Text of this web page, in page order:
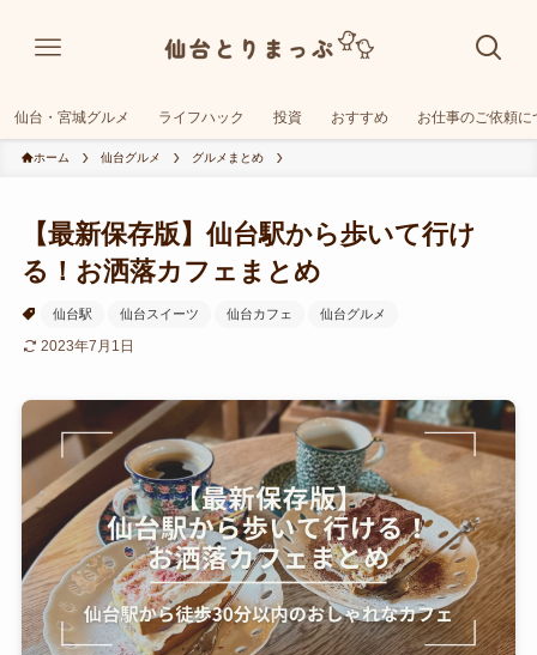
仙台・宮城グルメ ライフハック 投資 おすすめ お仕事のご依頼に
ホーム 仙台グルメ グルメまとめ
【最新保存版】仙台駅から歩いて行け
る！お洒落カフェまとめ
仙台駅 仙台スイーツ 仙台カフェ 仙台グルメ
2023年7月1日